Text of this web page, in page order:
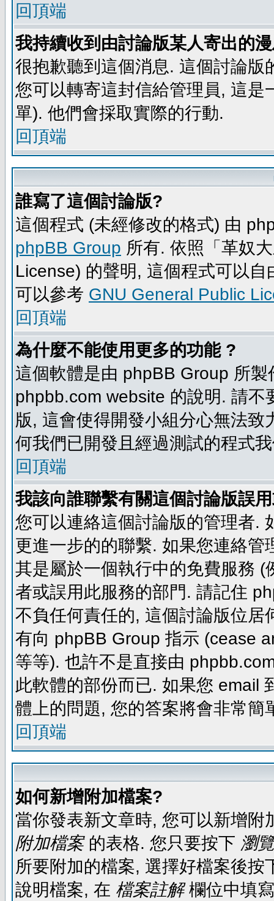
回頂端
我持續收到由討論版某人寄出的
很抱歉聽到這個消息. 這個討論
您可以轉寄這封信給管理員, 這
單). 他們會採取實際的行動.
回頂端
誰寫了這個討論版?
這個程式 (未經修改的格式) 由
phpBB Group 所有. 依照「革奴
License) 的聲明, 這個程式可以
可以參考 GNU General Public
回頂端
為什麼不能使用更多的功能 ?
這個軟體是由 phpBB Group 所
phpbb.com website 的說明. 請
版, 這會使得開發小組分心無法
何我們已開發且經過測試的程式
回頂端
我該向誰聯繫有關這個討論版誤
您可以連絡這個討論版的管理者.
更進一步的的聯繫. 如果您連絡
其是屬於一個執行中的免費服務
者或誤用此服務的部門. 請記住
不負任何責任的, 這個討論版位
有向 phpBB Group 指示 (cease
等等). 也許不是直接由
此軟體的部份而已. 如果您 email
體上的問題, 您的答案將會非常簡
回頂端
如何新增附加檔案?
當你發表新文章時, 您可以新增
附加檔案的表格. 您只要按下 瀏
所要附加的檔案, 選擇好檔案後
說明檔案, 在 檔案註解欄位中填